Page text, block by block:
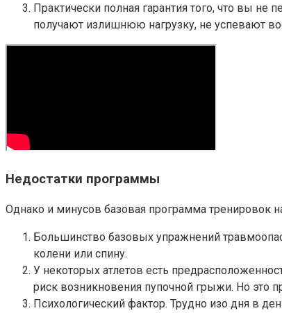
Практически полная гарантия того, что вы
получают излишнюю нагрузку, не успевают
Недостатки программы
Однако и минусов базовая программа тренировок
Большинство базовых упражнений
колени или спину.
У некоторых атлетов есть
риск возникновения пупочной грыжи. Но это
Психологический фактор. Трудно изо дня в